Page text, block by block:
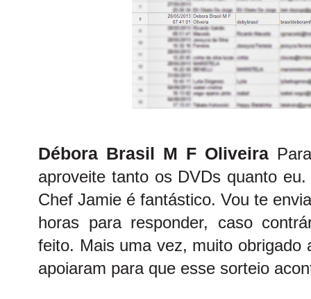
Débora Brasil M F Oliveira
aproveite tanto os DVDs quanto
Chef Jamie é fantástico. Vou te
horas para responder, caso
feito. Mais uma vez, muito obrigado
apoiaram para que esse sorteio